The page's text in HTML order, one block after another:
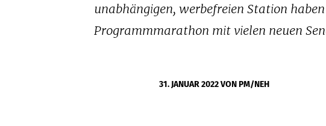
unabhängigen, werbefreien Station
Programmmarathon mit vielen neuen
31. JANUAR 2022VON PM/NEH